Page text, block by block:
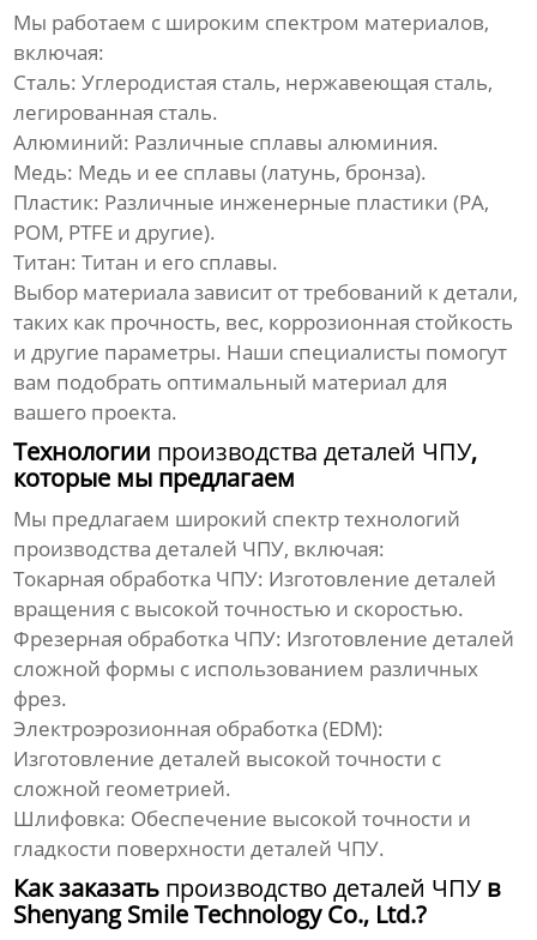
Мы работаем с широким спектром материалов,
включая:
Сталь: Углеродистая сталь, нержавеющая сталь,
легированная сталь.
Алюминий: Различные сплавы алюминия.
Медь: Медь и ее сплавы (латунь, бронза).
Пластик: Различные инженерные пластики (PA,
POM, PTFE и другие).
Титан: Титан и его сплавы.
Выбор материала зависит от требований к детали,
таких как прочность, вес, коррозионная стойкость
и другие параметры. Наши специалисты помогут
вам подобрать оптимальный материал для
вашего проекта.
Технологии производства деталей ЧПУ,
которые мы предлагаем
Мы предлагаем широкий спектр технологий
производства деталей ЧПУ, включая:
Токарная обработка ЧПУ: Изготовление деталей
вращения с высокой точностью и скоростью.
Фрезерная обработка ЧПУ: Изготовление деталей
сложной формы с использованием различных
фрез.
Электроэрозионная обработка (EDM):
Изготовление деталей высокой точности с
сложной геометрией.
Шлифовка: Обеспечение высокой точности и
гладкости поверхностидеталей ЧПУ.
Как заказать производство деталей ЧПУв
Shenyang Smile Technology Co., Ltd.?